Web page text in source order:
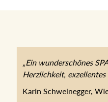
„Ein wunderschönes
Herzlichkeit, exzellentes